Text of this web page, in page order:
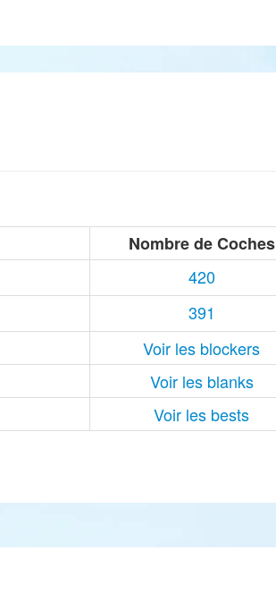
Nombre de Coches
420
391
Voir les blockers
Voir les blanks
Voir les bests